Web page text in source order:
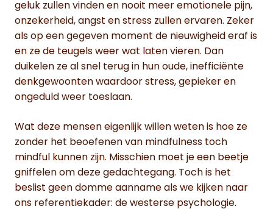
geluk zullen vinden en nooit meer emotionele pijn,
onzekerheid, angst en stress zullen ervaren. Zeker
als op een gegeven moment de nieuwigheid eraf is
en ze de teugels weer wat laten vieren. Dan
duikelen ze al snel terug in hun oude, inefficiënte
denkgewoonten waardoor stress, gepieker en
ongeduld weer toeslaan.
Wat deze mensen eigenlijk willen weten is hoe ze
zonder het beoefenen van mindfulness toch
mindful kunnen zijn. Misschien moet je een beetje
gniffelen om deze gedachtegang. Toch is het
beslist geen domme aanname als we kijken naar
ons referentiekader: de westerse psychologie.